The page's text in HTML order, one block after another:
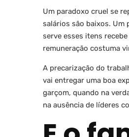
Um paradoxo cruel se
salários são baixos. Um
serve esses itens
remuneração costuma
A precarização do
vai entregar uma boa
garçom, quando na
na ausência de líderes